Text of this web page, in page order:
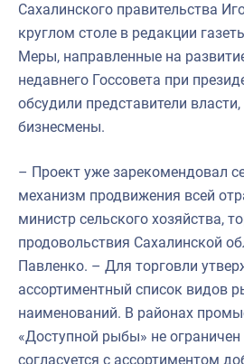
Инфографика
Укрепление духовно-
События в России и мире
Сахалинского правительства
круглом столе в редакции
Меры, направленные на
недавнего Госсовета при
обсудили представители
бизнесмены.
– Проект уже зарекомендовал
механизм продвижения всей
министр сельского хозяйства,
продовольствия Сахалинской
Павленко. – Для торговли
ассортиментный список видов
наименований. В районах
«Доступной рыбы» не
согласуется с ассортиментом